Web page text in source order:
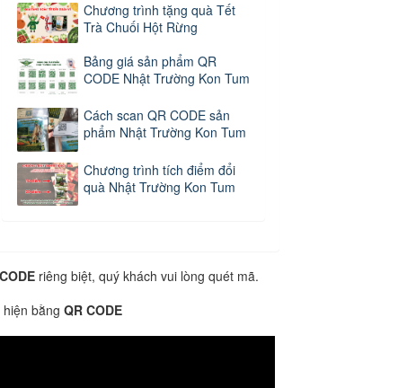
Chương trình tặng quà Tết
Trà Chuối Hột Rừng
Bảng giá sản phẩm QR
CODE Nhật Trường Kon Tum
Cách scan QR CODE sản
phẩm Nhật Trường Kon Tum
Chương trình tích điểm đổi
quà Nhật Trường Kon Tum
riêng biệt, quý khách vui lòng quét mã.
bằng QR CODE